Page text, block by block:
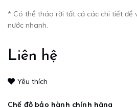
* Có thể tháo rời tất cả các chi tiết để
nước nhanh.
Liên hệ
Yêu thích
Chế độ bảo hành chính hãng